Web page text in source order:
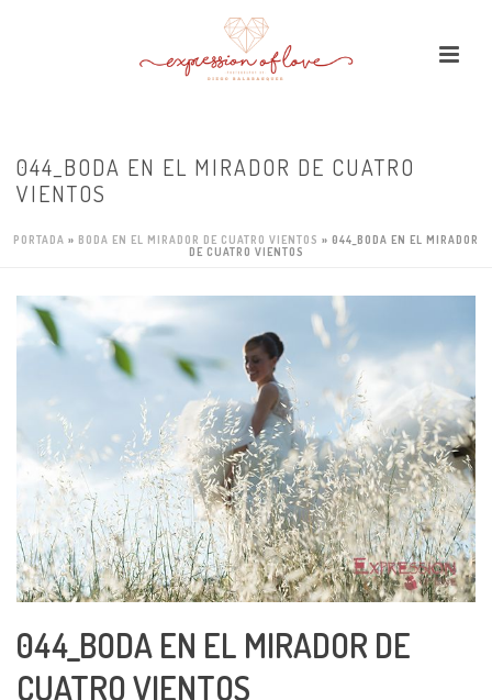
044_BODA EN EL MIRADOR DE CUATRO
VIENTOS
PORTADA » BODA EN EL MIRADOR DE CUATRO VIENTOS » 044_BODA EN EL MIRADOR
DE CUATRO VIENTOS
044_BODA EN EL MIRADOR DE
CUATRO VIENTOS